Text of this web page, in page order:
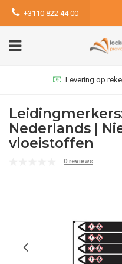
+3110 822 44 00
Levering op
Nederlands |
vloeistoffen
0 reviews